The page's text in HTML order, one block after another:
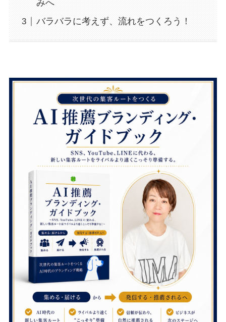
みへ
バラバラに考えず、流れをつくろう！